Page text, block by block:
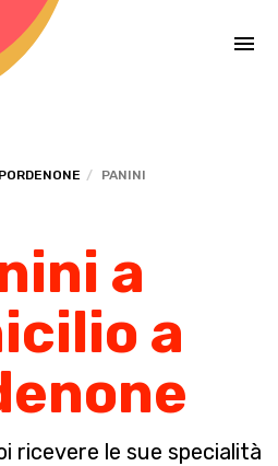
PORDENONE PANINI
a
a
ricevere le sue specialità